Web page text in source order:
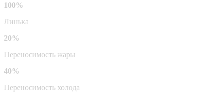
100%
Линька
20%
Переносимость жары
40%
Переносимость холода